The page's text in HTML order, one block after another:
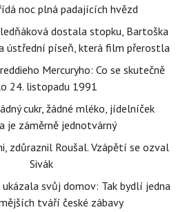
noc plná padajících hvězd
dostala stopku, Bartoška
píseň, která film přerostla
Mercuryho: Co se skutečně
24. listopadu 1991
cukr, žádné mléko, jídelníček
je záměrně jednotvárný
zdůraznil Roušal. Vzápětí se ozval
Sivák
svůj domov: Tak bydlí jedna
tváří české zábavy